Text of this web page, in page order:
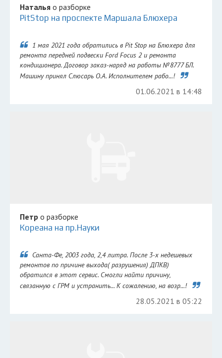
Наталья о разборке
PitStop на проспекте Маршала Блюхера
1 мая 2021 года обратились в Pit Stop на Блюхера для
ремонта передней подвески Ford Focus 2 и ремонта
кондиционера. Договор заказ-наряд на работы №8777 БЛ.
Машину принял Слюсарь О.А. Исполнителем рабо...!
01.06.2021 в 14:48
Петр о разборке
Кореана на пр.Науки
Санта-Фе, 2003 года, 2,4 литра. После 3-х недешевых
ремонтов по причине выхода( разрушения) ДПКВ)
обратился в этот сервис. Смогли найти причину,
связанную с ГРМ и устранить... К сожалению, на возр...!
28.05.2021 в 05:22